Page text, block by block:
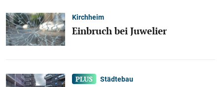
Kirchheim
Einbruch bei Juwelier
Städtebau